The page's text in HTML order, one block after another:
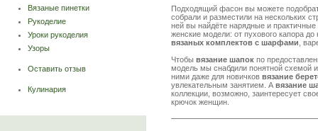
Вязаные пинетки
Рукоделие
Уроки рукоделия
Узоры
Оставить отзыв
Кулинария
Подходящий фасон вы можете
собрали и разместили на нескольких
ней вы найдёте нарядные и
женские модели: от пухового капора
вязаных комплектов с шарфами ,
Чтобы вязание шапок по
модель мы снабдили понятной схемой
ними даже для новичков вязание
увлекательным занятием. А вязание
коллекции, возможно, заинтересует
крючок женщин.